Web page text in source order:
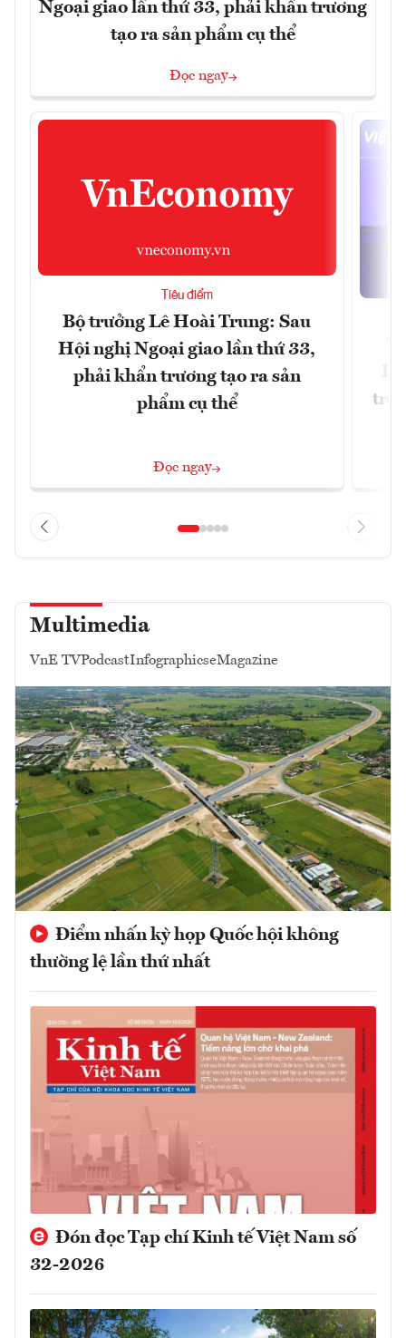
Ngoại giao lần thứ 33, phải khẩn trương
tạo ra sản phẩm cụ thể
Đọc ngay
Tiêu điểm
Bộ trưởng Lê Hoài Trung: Sau
Hội nghị Ngoại giao lần thứ 33,
phải khẩn trương tạo ra sản
phẩm cụ thể
Đọc ngay
trở
Multimedia
VnE TVPodcastInfographicseMagazine
Điểm nhấn kỳ họp Quốc hội không
thường lệ lần thứ nhất
Đón đọc Tạp chí Kinh tế Việt Nam số
32-2026